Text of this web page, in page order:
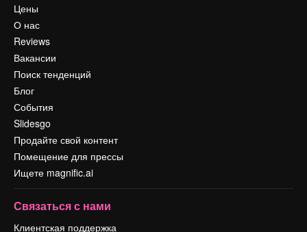
Цены
О нас
Reviews
Вакансии
Поиск тенденций
Блог
События
Slidesgo
Продайте свой контент
Помещение для прессы
Ищете magnific.ai
Связаться с нами
Клиентская поддержка